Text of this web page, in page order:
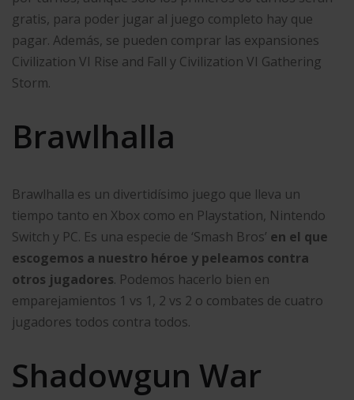
gratis, para poder jugar al juego completo hay que
pagar. Además, se pueden comprar las expansiones
Civilization VI Rise and Fall y Civilization VI Gathering
Storm.
Brawlhalla
Brawlhalla es un divertidísimo juego que lleva un
tiempo tanto en Xbox como en Playstation, Nintendo
Switch y PC. Es una especie de ‘Smash Bros’ en el que
escogemos a nuestro héroe y peleamos contra
otros jugadores. Podemos hacerlo bien en
emparejamientos 1 vs 1, 2 vs 2 o combates de cuatro
jugadores todos contra todos.
Shadowgun War